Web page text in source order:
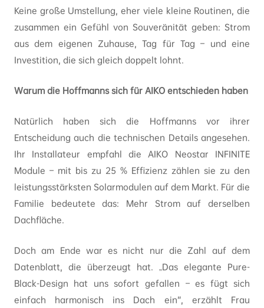
Keine große Umstellung, eher viele kleine Routinen, die
zusammen ein Gefühl von Souveränität geben: Strom
aus dem eigenen Zuhause, Tag für Tag – und eine
Investition, die sich gleich doppelt lohnt.
Warum die Hoffmanns sich für AIKO entschieden haben
Natürlich haben sich die Hoffmanns vor ihrer
Entscheidung auch die technischen Details angesehen.
Ihr Installateur empfahl die AIKO Neostar INFINITE
Module – mit bis zu 25 % Effizienz zählen sie zu den
leistungsstärksten Solarmodulen auf dem Markt. Für die
Familie bedeutete das: Mehr Strom auf derselben
Dachfläche.
Doch am Ende war es nicht nur die Zahl auf dem
Datenblatt, die überzeugt hat. „Das elegante Pure-
Black-Design hat uns sofort gefallen – es fügt sich
einfach harmonisch ins Dach ein“, erzählt Frau